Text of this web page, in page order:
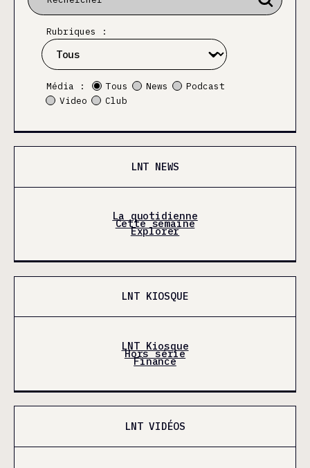
Rubriques :
Média : Tous News
Podcast
Video
Club
LNT NEWS
La quotidienne
Cette semaine
Explorer
LNT KIOSQUE
LNT Kiosque
Hors série
Finance
LNT VIDÉOS